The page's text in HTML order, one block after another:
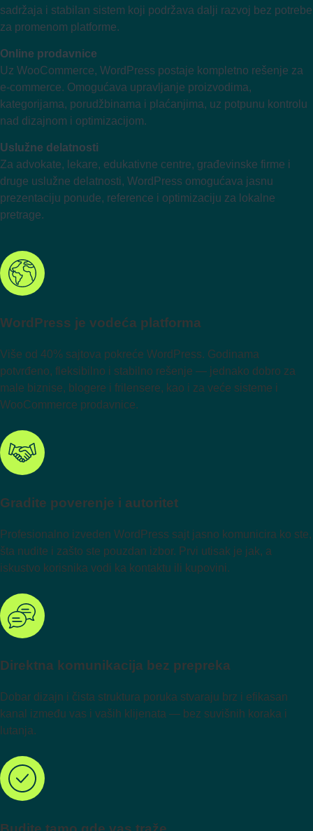
sadržaja i stabilan sistem koji podržava dalji razvoj bez potrebe
za promenom platforme.
Online prodavnice
Uz WooCommerce, WordPress postaje kompletno rešenje za
e-commerce. Omogućava upravljanje proizvodima,
kategorijama, porudžbinama i plaćanjima, uz potpunu kontrolu
nad dizajnom i optimizacijom.
Uslužne delatnosti
Za advokate, lekare, edukativne centre, građevinske firme i
druge uslužne delatnosti, WordPress omogućava jasnu
prezentaciju ponude, reference i optimizaciju za lokalne
pretrage.
WordPress je vodeća platforma
Više od 40% sajtova pokreće WordPress. Godinama
potvrđeno, fleksibilno i stabilno rešenje — jednako dobro za
male biznise, blogere i frilensere, kao i za veće sisteme i
WooCommerce prodavnice.
Gradite poverenje i autoritet
Profesionalno izveden WordPress sajt jasno komunicira ko ste,
šta nudite i zašto ste pouzdan izbor. Prvi utisak je jak, a
iskustvo korisnika vodi ka kontaktu ili kupovini.
Direktna komunikacija bez prepreka
Dobar dizajn i čista struktura poruka stvaraju brz i efikasan
kanal između vas i vaših klijenata — bez suvišnih koraka i
lutanja.